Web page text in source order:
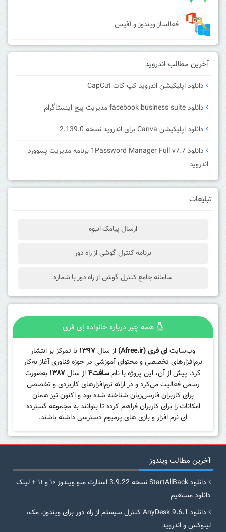
فعالساز ویندوز و آفیس
آخرین مطالب اندروید
دانلود اپلیکیشن اندروید کپ کات CapCut
دانلود facebook business suite مدیریت پیج اینستاگرام
دانلود اپلیکیشن Canva برای اندروید نسخه 2.139.0
دانلود 1Password Manager Full v7.7 برنامه مدیریت پسوورد
اندروید
تبلیغات
ارسال پیامک انبوه
برنامه کنترل گوشی از راه دور
سامانه جامع کنترل گوشی از راه دور با شماره
همه چیز درباره خانواده اِی فری
وب‌سایتای فری (Afree.ir) از سال۱۳۹۷ با تمرکز بر انتشار
نرم‌افزارهای تخصصی و محتوای آموزشی در حوزه فناوری آغاز به‌کار
کرد. پیش از آن، این پروژه با نامسافت۴ از سال۱۳۸۷ به‌صورت
رسمی فعالیت می‌کرد و در ارائه نرم‌افزارهای کاربردی و تخصصی
برای کاربران فارسی‌زبان شناخته شده بود و اکنون نیز همان
امکانات را برای کاربران فراهم کرده تا بتوانند به مجموعه گسترده
ای نرم افزار و بازی های پرمیوم دسترسی داشته باشند.
آخرین مطالب ویندوز
دانلود StartAllBack نسخه 3.9.22 استارت منو ویندوز ۱۰ و ۱۱ + لینک
دانلود مستقیم
دانلود AnyDesk 9.6.1 کنترل سیستم از راه دور برای ویندوز، مک،
لینوکس و اندروید